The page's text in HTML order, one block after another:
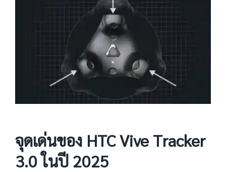
จุดเด่นของ HTC Vive Tracker
3.0 ในปี 2025